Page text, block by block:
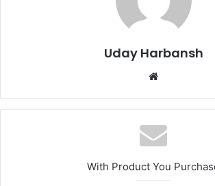
Uday Harbansh
Website
With Product You